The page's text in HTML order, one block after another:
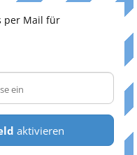
per Mail für
aktivieren